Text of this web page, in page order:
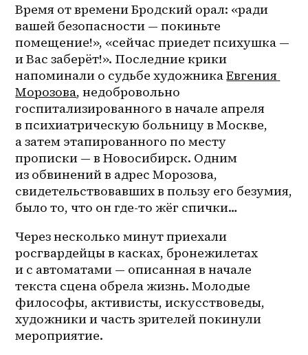
Время от времени Бродский орал: «ради
вашей безопасности — покиньте
помещение!», «сейчас приедет психушка —
и Вас заберёт!». Последние крики
напоминали о судьбе художника Евгения
Морозова, недобровольно
госпитализированного в начале апреля
в психиатрическую больницу в Москве,
а затем этапированного по месту
прописки — в Новосибирск. Одним
из обвинений в адрес Морозова,
свидетельствовавших в пользу его безумия,
было то, что он где-то жёг спички…
Через несколько минут приехали
росгвардейцы в касках, бронежилетах
и с автоматами — описанная в начале
текста сцена обрела жизнь. Молодые
философы, активисты, искусствоведы,
художники и часть зрителей покинули
мероприятие.